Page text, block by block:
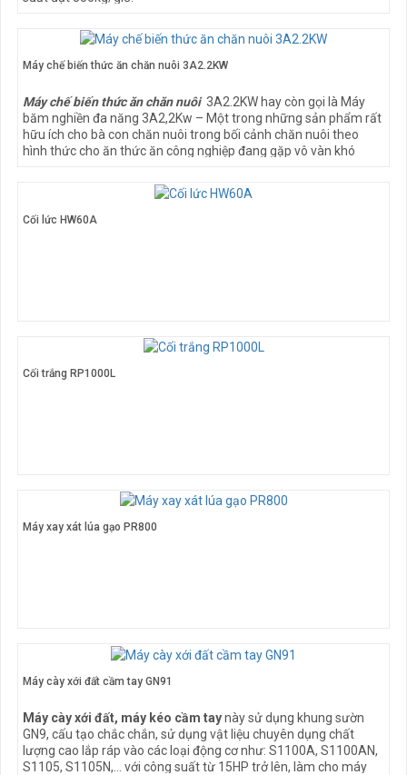
sàng, mô tơ điện. Hoạt động của máy là khi đưa các sản phẩm
ốc. Máy thiết kế trọng lượng nhỏ gọn nên rất phù hợp với chăn
Máy chế biến thức ăn chăn nuôi 3A2.2KW
Máy chế biến thức ăn chăn nuôi 3A2.2KW hay còn gọi là Máy
băm nghiền đa năng 3A2,2Kw – Một trong những sản phẩm rất
hữu ích cho bà con chăn nuôi trong bối cảnh chăn nuôi theo
hình thức cho ăn thức ăn công nghiệp đang gặp vô vàn khó
Máy chế biến thức ăn chăn nuôi 3A2,2Kw phù hợp với chăn nuôi
chăn nuôi có thể tận dụng được tối đa nguồn nguyên liệu sẵn có
Cối lức HW60A
Cối trắng RP1000L
Máy xay xát lúa gạo PR800
Máy cày xới đất cầm tay GN91
Máy cày xới đất, máy kéo cầm taynày sử dụng khung sườn
GN9, cấu tạo chắc chắn, sử dụng vật liệu chuyên dụng chất
lượng cao lắp ráp vào các loại động cơ như: S1100A, S1100AN,
S1105, S1105N,... với công suất từ 15HP trở lên, làm cho máy